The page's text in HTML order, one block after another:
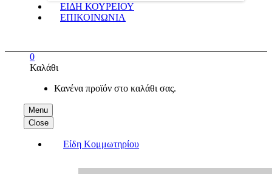
ΕΙΔΗ ΚΟΥΡΕΙΟΥ
ΕΠΙΚΟΙΝΩΝΙΑ
Menu
Close
Είδη Κομμωτηρίου
0
Καλάθι
Κανένα προϊόν στο καλάθι σας.